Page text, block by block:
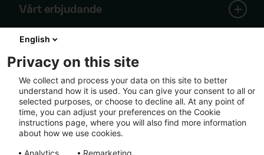
Skepparplatsen 1
851 88 Sundsvall
info@sca.com
Alla kontaktuppgifter
Vårt erbjudande
Skog
Träprodukter
Containerboard
Förnybar energi
Massa
Logistik
Om SCA
Kärnan i SCAs verksamhet är skogen, Europas
största privata skogsinnehav. Kring denna unika
resurs har vi byggt en välutvecklad värdekedja
baserad på förnybar råvara från våra egna och
Följ oss
English
Privacy on this site
We collect and process your data on this site to better
understand how it is used. You can give your consent to all or
selected purposes, or choose to decline all. At any point of
time, you can adjust your preferences on the Cookie
instructions page, where you will also find more information
about how we use cookies.
Analytics
Remarketing